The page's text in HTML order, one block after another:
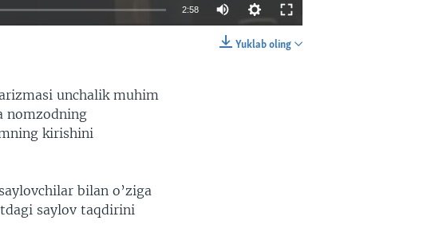
2:58
Yuklab oling
unchalik muhim
nomzodning
kirishini
bilan o’ziga
saylov taqdirini